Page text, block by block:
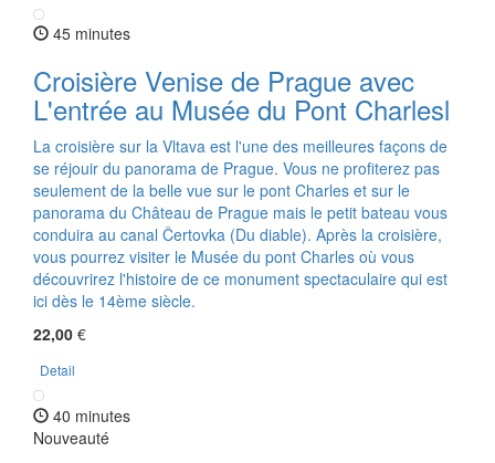
45 minutes
Croisière Venise de Prague avec
L'entrée au Musée du Pont Charlesl
La croisière sur la Vltava est l'une des meilleures façons de
se réjouir du panorama de Prague. Vous ne profiterez pas
seulement de la belle vue sur le pont Charles et sur le
panorama du Château de Prague mais le petit bateau vous
conduira au canal Čertovka (Du diable). Après la croisière,
vous pourrez visiter le Musée du pont Charles où vous
découvrirez l'histoire de ce monument spectaculaire qui est
ici dès le 14ème siècle.
22,00 €
Detail
40 minutes
Nouveauté